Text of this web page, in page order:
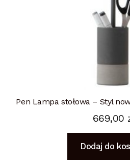
Pen Lampa stołowa – Styl
669,00
Dodaj do